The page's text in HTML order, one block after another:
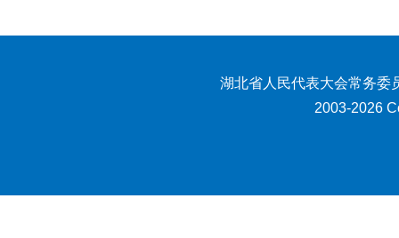
湖北省人民代表大会常务委
2003-2026